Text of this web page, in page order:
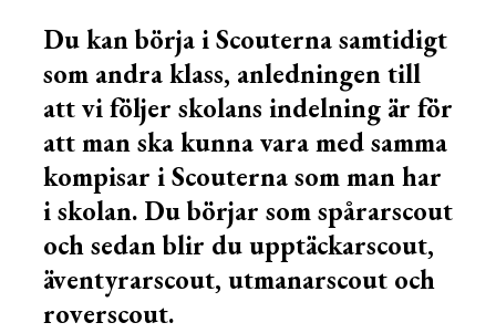
Du kan börja i Scouterna samtidigt
som andra klass, anledningen till
att vi följer skolans indelning är för
att man ska kunna vara med samma
kompisar i Scouterna som man har
i skolan. Du börjar som spårarscout
och sedan blir du upptäckarscout,
äventyrarscout, utmanarscout och
roverscout.